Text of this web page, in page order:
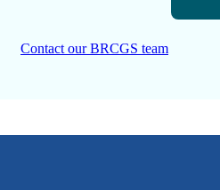
Contact our BRCGS team